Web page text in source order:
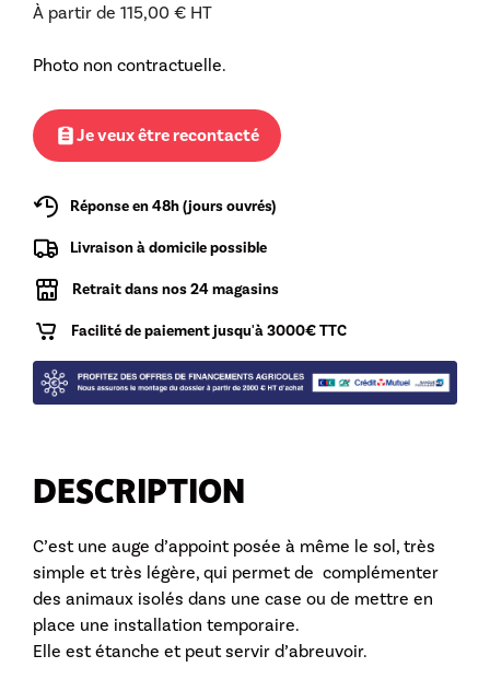
À partir de 115,00 € HT
Photo non contractuelle.
Je veux être recontacté
Réponse en 48h (jours ouvrés)
Livraison à domicile possible
Retrait dans nos 24 magasins
Facilité de paiement jusqu'à 3000€ TTC
DESCRIPTION
C’est une auge d’appoint posée à même le sol, très
simple et très légère, qui permet de complémenter
des animaux isolés dans une case ou de mettre en
place une installation temporaire.
Elle est étanche et peut servir d’abreuvoir.